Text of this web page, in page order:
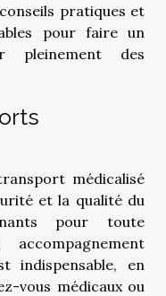
pratiques et
pour faire un
pleinement des
médicalisé
et la qualité du
pour toute
indispensable, en
vous médicaux ou